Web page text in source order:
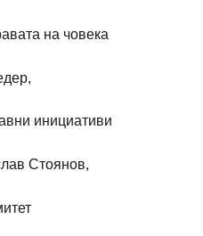
на човека
инициативи
Стоянов,